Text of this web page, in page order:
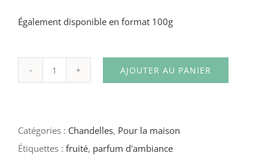
Également disponible en format 100g
–
Pamplemousse
AJOUTER AU PANIER
Catégories : Chandelles, Pour la maison
Étiquettes : fruité, parfum d'ambiance